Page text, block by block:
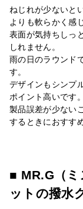
ねじれが少ないと
よりも軟らかく感
表面が気持ちしっ
しれません。
雨の日のラウンド
す。
デザインもシンプ
ポイント高いです。
製品誤差が少ない
するときにおすす
■ MR.G（
ットの撥水